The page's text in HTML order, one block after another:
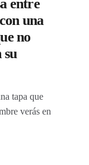
entre
una
no
su
tapa que
verás en